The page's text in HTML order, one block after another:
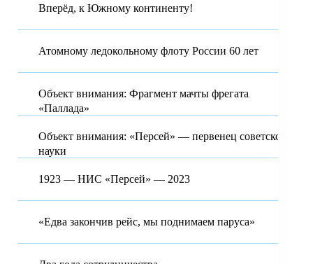
Вперёд, к Южному континенту!
Атомному ледокольному флоту России 60 лет
Объект внимания: Фрагмент мачты фрегата
«Паллада»
Объект внимания: «Персей» — первенец советской
науки
1923 — НИС «Персей» — 2023
«Едва закончив рейс, мы поднимаем паруса»